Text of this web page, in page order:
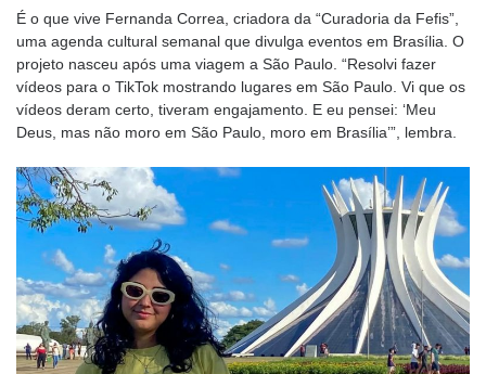
É o que vive Fernanda Correa, criadora da “Curadoria da Fefis”,
uma agenda cultural semanal que divulga eventos em Brasília. O
projeto nasceu após uma viagem a São Paulo. “Resolvi fazer
vídeos para o TikTok mostrando lugares em São Paulo. Vi que os
vídeos deram certo, tiveram engajamento. E eu pensei: ‘Meu
Deus, mas não moro em São Paulo, moro em Brasília’”, lembra.